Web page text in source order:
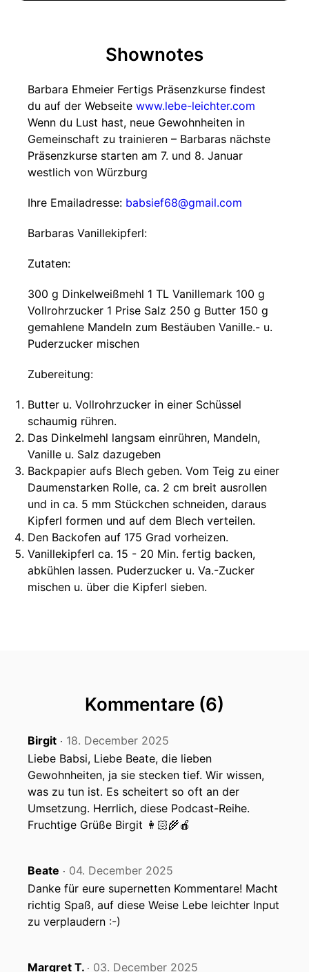
Shownotes
Barbara Ehmeier Fertigs Präsenzkurse findest
du auf der Webseite www.lebe-leichter.com
Wenn du Lust hast, neue Gewohnheiten in
Gemeinschaft zu trainieren – Barbaras nächste
Präsenzkurse starten am 7. und 8. Januar
westlich von Würzburg
Ihre Emailadresse: babsief68@gmail.com
Barbaras Vanillekipferl:
Zutaten:
300 g Dinkelweißmehl 1 TL Vanillemark 100 g
Vollrohrzucker 1 Prise Salz 250 g Butter 150 g
gemahlene Mandeln zum Bestäuben Vanille.- u.
Puderzucker mischen
Zubereitung:
Butter u. Vollrohrzucker in einer Schüssel
schaumig rühren.
Das Dinkelmehl langsam einrühren, Mandeln,
Vanille u. Salz dazugeben
Backpapier aufs Blech geben. Vom Teig zu einer
Daumenstarken Rolle, ca. 2 cm breit ausrollen
und in ca. 5 mm Stückchen schneiden, daraus
Kipferl formen und auf dem Blech verteilen.
Den Backofen auf 175 Grad vorheizen.
Vanillekipferl ca. 15 - 20 Min. fertig backen,
abkühlen lassen. Puderzucker u. Va.-Zucker
mischen u. über die Kipferl sieben.
Kommentare (6)
Birgit ‧ 18. December 2025
Liebe Babsi, Liebe Beate, die lieben
Gewohnheiten, ja sie stecken tief. Wir wissen,
was zu tun ist. Es scheitert so oft an der
Umsetzung. Herrlich, diese Podcast-Reihe.
Fruchtige Grüße Birgit 👩🏻‍🌾🍎
Beate ‧ 04. December 2025
Danke für eure supernetten Kommentare! Macht
richtig Spaß, auf diese Weise Lebe leichter Input
zu verplaudern :-)
Margret T. ‧ 03. December 2025